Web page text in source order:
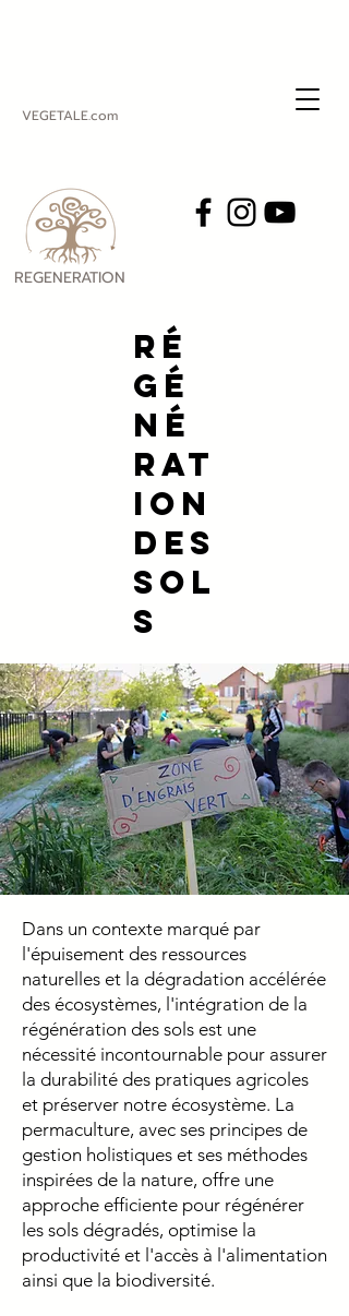
VEGETALE.com
REGENERATION
Ré
gé
né
rat
ion
des
sol
s
Dans un contexte marqué par
l'épuisement des ressources
naturelles et la dégradation accélérée
des écosystèmes, l'intégration de la
régénération des sols est une
nécessité incontournable pour assurer
la durabilité des pratiques agricoles
et préserver notre écosystème. La
permaculture, avec ses principes de
gestion holistiques et ses méthodes
inspirées de la nature, offre une
approche efficiente pour régénérer
les sols dégradés, optimise la
productivité et l'accès à l'alimentation
ainsi que la biodiversité.